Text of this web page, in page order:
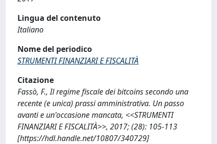
Lingua del contenuto
Italiano
Nome del periodico
STRUMENTI FINANZIARI E FISCALITÀ
Citazione
Fassò, F., Il regime fiscale dei bitcoins secondo una
recente (e unica) prassi amministrativa. Un passo
avanti e un'occasione mancata, <<STRUMENTI
FINANZIARI E FISCALITÀ>>, 2017; (28): 105-113
[https://hdl.handle.net/10807/340729]